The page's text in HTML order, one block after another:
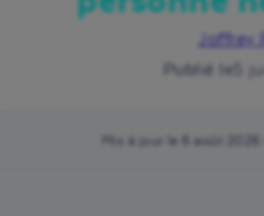
Joffrey
Publié le 5
Mis à jour le 6 août 2026